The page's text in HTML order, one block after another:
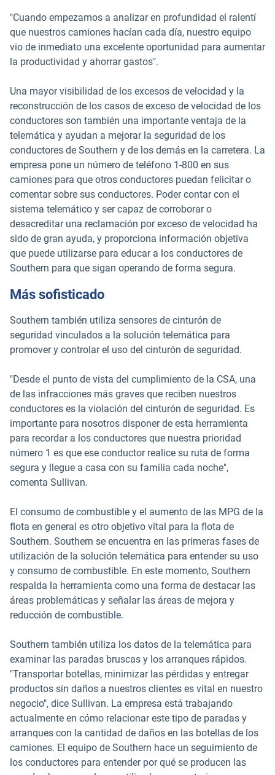
"Cuando empezamos a analizar en profundidad el ralentí
que nuestros camiones hacían cada día, nuestro equipo
vio de inmediato una excelente oportunidad para aumentar
la productividad y ahorrar gastos".
Una mayor visibilidad de los excesos de velocidad y la
reconstrucción de los casos de exceso de velocidad de los
conductores son también una importante ventaja de la
telemática y ayudan a mejorar la seguridad de los
conductores de Southern y de los demás en la carretera. La
empresa pone un número de teléfono 1-800 en sus
camiones para que otros conductores puedan felicitar o
comentar sobre sus conductores. Poder contar con el
sistema telemático y ser capaz de corroborar o
desacreditar una reclamación por exceso de velocidad ha
sido de gran ayuda, y proporciona información objetiva
que puede utilizarse para educar a los conductores de
Southern para que sigan operando de forma segura.
Más sofisticado
Southern también utiliza sensores de cinturón de
seguridad vinculados a la solución telemática para
promover y controlar el uso del cinturón de seguridad.
"Desde el punto de vista del cumplimiento de la CSA, una
de las infracciones más graves que reciben nuestros
conductores es la violación del cinturón de seguridad. Es
importante para nosotros disponer de esta herramienta
para recordar a los conductores que nuestra prioridad
número 1 es que ese conductor realice su ruta de forma
segura y llegue a casa con su familia cada noche",
comenta Sullivan.
El consumo de combustible y el aumento de las MPG de la
flota en general es otro objetivo vital para la flota de
Southern. Southern se encuentra en las primeras fases de
utilización de la solución telemática para entender su uso
y consumo de combustible. En este momento, Southern
respalda la herramienta como una forma de destacar las
áreas problemáticas y señalar las áreas de mejora y
reducción de combustible.
Southern también utiliza los datos de la telemática para
examinar las paradas bruscas y los arranques rápidos.
"Transportar botellas, minimizar las pérdidas y entregar
productos sin daños a nuestros clientes es vital en nuestro
negocio", dice Sullivan. La empresa está trabajando
actualmente en cómo relacionar este tipo de paradas y
arranques con la cantidad de daños en las botellas de los
camiones. El equipo de Southern hace un seguimiento de
los conductores para entender por qué se producen las